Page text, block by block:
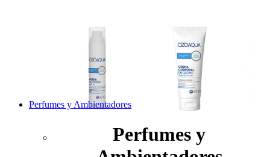
Perfumes y Ambientadores
Perfumes y